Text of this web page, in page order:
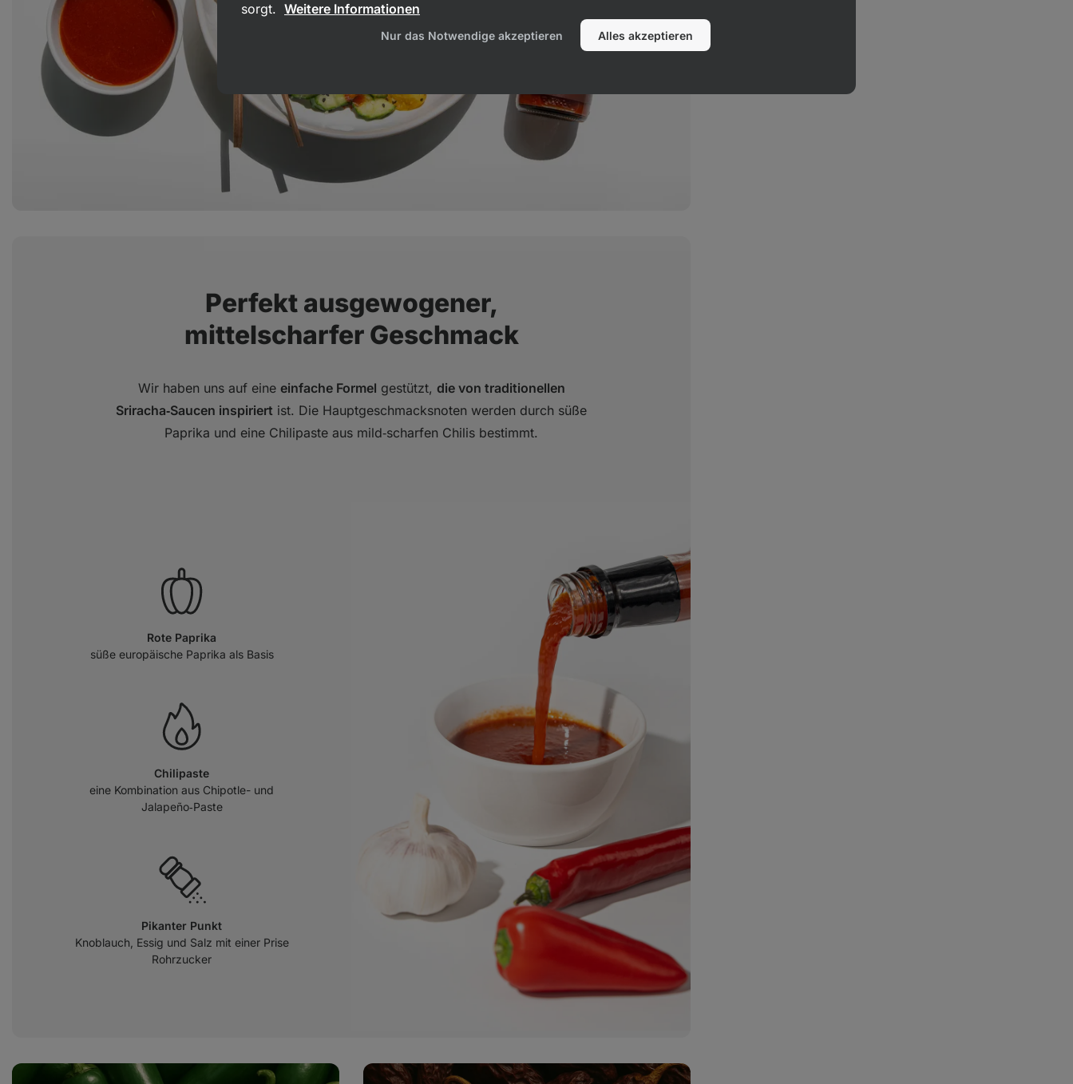
Perfekt ausgewogener,
mittelscharfer Geschmack
Wir haben uns auf eine einfache Formel gestützt, die von traditionellen
Sriracha‑Saucen inspiriert ist. Die Hauptgeschmacksnoten werden durch süße
Paprika und eine Chilipaste aus mild‑scharfen Chilis bestimmt.
Rote Paprika
süße europäische Paprika als Basis
Chilipaste
eine Kombination aus Chipotle- und
Jalapeño‑Paste
Pikanter Punkt
Knoblauch, Essig und Salz mit einer Prise
Rohrzucker
sorgt. Weitere Informationen
Nur das Notwendige akzeptieren Alles akzeptieren